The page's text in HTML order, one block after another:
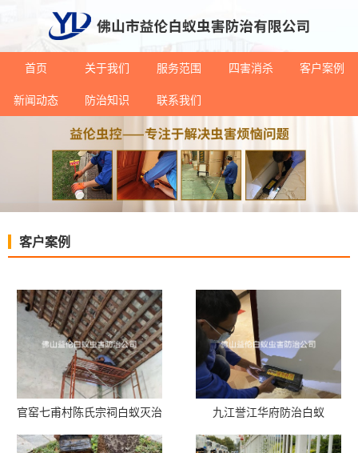
首页 关于我们 服务范围 四害消杀 客户案例
新闻动态 防治知识 联系我们
客户案例
官窑七甫村陈氏宗祠白蚁灭治 九江誉江华府防治白蚁